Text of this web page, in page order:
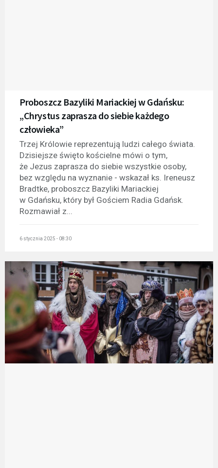
Proboszcz Bazyliki Mariackiej w Gdańsku:
„Chrystus zaprasza do siebie każdego
człowieka”
Trzej Królowie reprezentują ludzi całego świata.
Dzisiejsze święto kościelne mówi o tym,
że Jezus zaprasza do siebie wszystkie osoby,
bez względu na wyznanie - wskazał ks. Ireneusz
Bradtke, proboszcz Bazyliki Mariackiej
w Gdańsku, który był Gościem Radia Gdańsk.
Rozmawiał z...
6 stycznia 2025 - 08:30